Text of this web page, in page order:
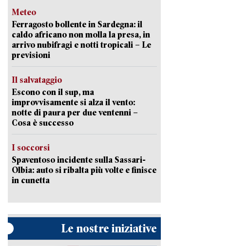
Meteo
Ferragosto bollente in Sardegna: il
caldo africano non molla la presa, in
arrivo nubifragi e notti tropicali – Le
previsioni
Il salvataggio
Escono con il sup, ma
improvvisamente si alza il vento:
notte di paura per due ventenni –
Cosa è successo
I soccorsi
Spaventoso incidente sulla Sassari-
Olbia: auto si ribalta più volte e finisce
in cunetta
Le nostre iniziative